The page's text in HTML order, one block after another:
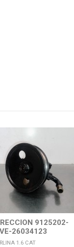
9125202-
26034123
1.6 CAT